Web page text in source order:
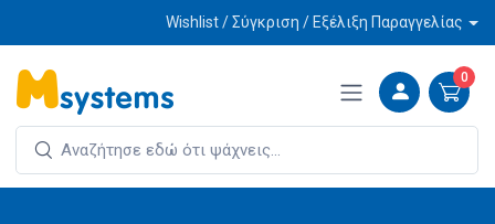
Wishlist / Σύγκριση / Εξέλιξη Παραγγελίας
0